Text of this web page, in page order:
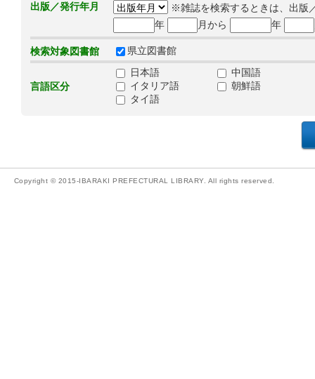
出版／発行年月
※雑誌を検索するときは、出版
年
月から 年
検索対象図書館 県立図書館
言語区分
日本語
中国語
イタリア語
朝鮮語
タイ語
Copyright © 2015-IBARAKI PREFECTURAL LIBRARY. All rights reserved.